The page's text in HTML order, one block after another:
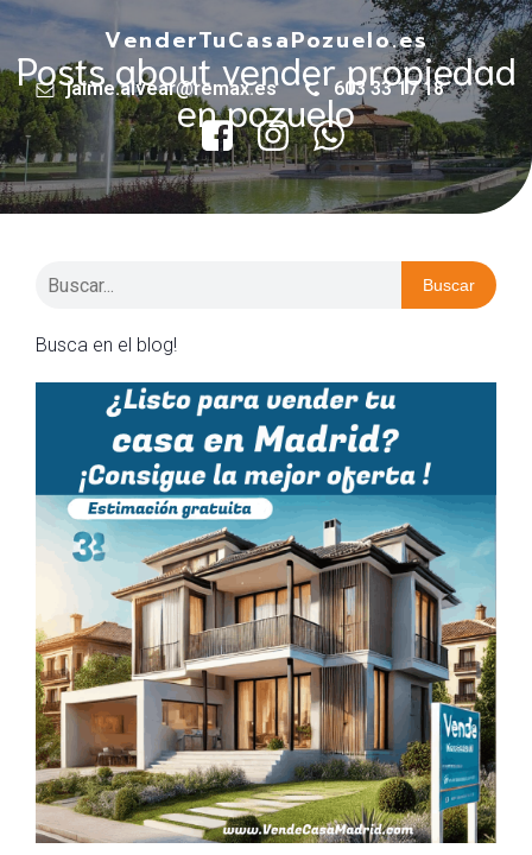
VenderTuCasaPozuelo.es
jaime.alvear@remax.es 603 33 17 18
Posts about vender propiedad
en pozuelo
Buscar
Busca en el blog!